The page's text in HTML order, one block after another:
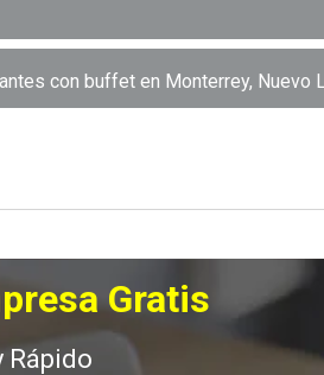
con buffet en Monterrey, Nuevo
Gratis
Rápido